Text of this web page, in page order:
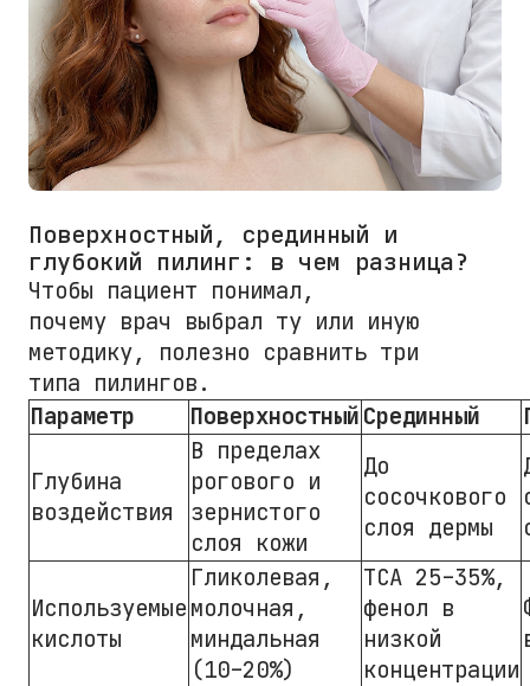
Поверхностный, срединный и
глубокий пилинг: в чем разница?
Чтобы пациент понимал,
почему врач выбрал ту или иную
методику, полезно сравнить три
типа пилингов.
Параметр
Поверхностный Срединный
Глубина
воздействия
В пределах
рогового и
зернистого
слоя кожи
До
сосочкового
слоя дермы
Используемые
кислоты
Гликолевая,
молочная,
миндальная
(10–20%)
ТСА 25–35%,
фенол в
низкой
концентрации